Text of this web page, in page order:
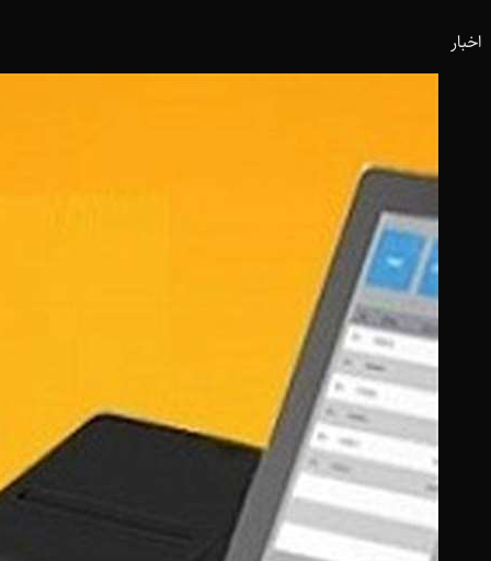
اخبار